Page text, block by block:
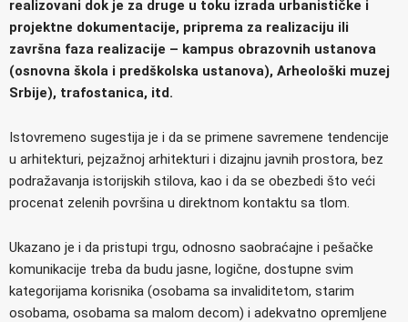
realizovani dok je za druge u toku izrada urbanističke i
projektne dokumentacije, priprema za realizaciju ili
završna faza realizacije – kampus obrazovnih ustanova
(osnovna škola i predškolska ustanova), Arheološki muzej
Srbije), trafostanica, itd.
Istovremeno sugestija je i da se primene savremene tendencije
u arhitekturi, pejzažnoj arhitekturi i dizajnu javnih prostora, bez
podražavanja istorijskih stilova, kao i da se obezbedi što veći
procenat zelenih površina u direktnom kontaktu sa tlom.
Ukazano je i da pristupi trgu, odnosno saobraćajne i pešačke
komunikacije treba da budu jasne, logične, dostupne svim
kategorijama korisnika (osobama sa invaliditetom, starim
osobama, osobama sa malom decom) i adekvatno opremljene